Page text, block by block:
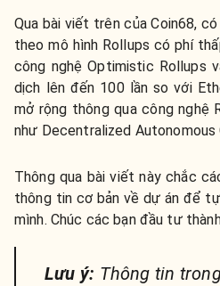
Qua bài viết trên của Coin68,
theo mô hình Rollups có phí
công nghệ Optimistic Rollups
dịch lên đến 100 lần so với
mở rộng thông qua công nghệ
như Decentralized Autonomous
Thông qua bài viết này chắc
thông tin cơ bản về dự án để
mình. Chúc các bạn đầu tư
Lưu ý: Thông tin